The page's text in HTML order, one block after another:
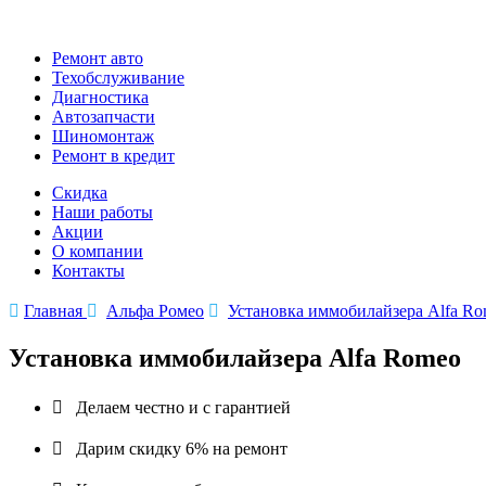
Ремонт авто
Техобслуживание
Диагностика
Автозапчасти
Шиномонтаж
Ремонт в кредит
Скидка
Наши работы
Акции
О компании
Контакты
 Главная  Альфа Ромео  Установка иммобилайзера Alfa
Установка иммобилайзера Alfa Romeo
 Делаем честно и с гарантией
 Дарим скидку 6% на ремонт